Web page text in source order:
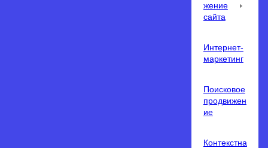
жение
сайта
Интернет-
маркетинг
Поисковое
продвижен
ие
Контекстна